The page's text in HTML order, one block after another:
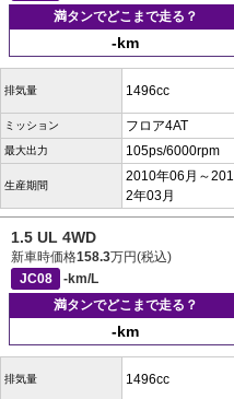
満タンでどこまで走る？
-km
排気量 1496cc
ミッション フロア4AT
最大出力 105ps/6000rpm
生産期間
2010年06月～201
2年03月
1.5 UL 4WD
新車時価格158.3万円(税込)
JC08
-km/L
満タンでどこまで走る？
-km
排気量 1496cc